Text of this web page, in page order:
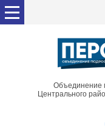
Объединение
Центрального